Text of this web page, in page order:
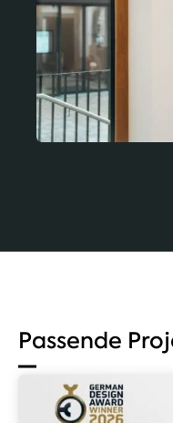
Passende